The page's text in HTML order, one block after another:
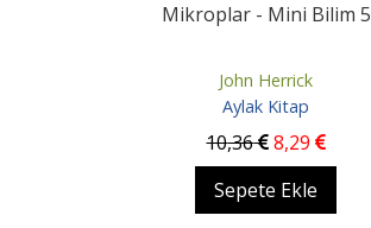
Mikroplar - Mini Bilim 5
John Herrick
Aylak Kitap
10,36 8,29
Sepete Ekle